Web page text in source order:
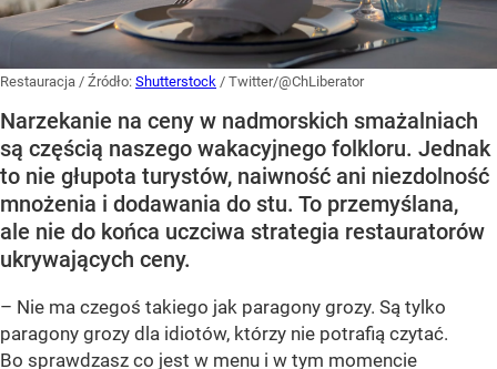
Restauracja / Źródło: Shutterstock / Twitter/@ChLiberator
Narzekanie na ceny w nadmorskich smażalniach
są częścią naszego wakacyjnego folkloru. Jednak
to nie głupota turystów, naiwność ani niezdolność
mnożenia i dodawania do stu. To przemyślana,
ale nie do końca uczciwa strategia restauratorów
ukrywających ceny.
– Nie ma czegoś takiego jak paragony grozy. Są tylko
paragony grozy dla idiotów, którzy nie potrafią czytać.
Bo sprawdzasz co jest w menu i w tym momencie